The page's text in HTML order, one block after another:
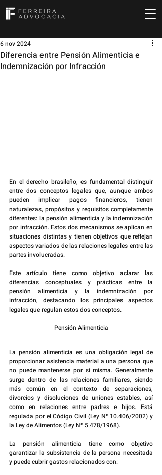
Diferencia entre Pensión Alimenticia e
Indemnización por Infracción
6 nov 2024
En el derecho brasileño, es fundamental distinguir
entre dos conceptos legales que, aunque ambos
pueden implicar pagos financieros, tienen
naturalezas, propósitos y requisitos completamente
diferentes: la pensión alimenticia y la indemnización
por infracción. Estos dos mecanismos se aplican en
situaciones distintas y tienen objetivos que reflejan
aspectos variados de las relaciones legales entre las
partes involucradas.
Este artículo tiene como objetivo aclarar las
diferencias conceptuales y prácticas entre la
pensión alimenticia y la indemnización por
infracción, destacando los principales aspectos
legales que regulan estos dos conceptos.
Pensión Alimenticia
La pensión alimenticia es una obligación legal de
proporcionar asistencia material a una persona que
no puede mantenerse por sí misma. Generalmente
surge dentro de las relaciones familiares, siendo
más común en el contexto de separaciones,
divorcios y disoluciones de uniones estables, así
como en relaciones entre padres e hijos. Está
regulada por el Código Civil (Ley Nº 10.406/2002) y
la Ley de Alimentos (Ley Nº 5.478/1968).
La pensión alimenticia tiene como objetivo
garantizar la subsistencia de la persona necesitada
y puede cubrir gastos relacionados con: